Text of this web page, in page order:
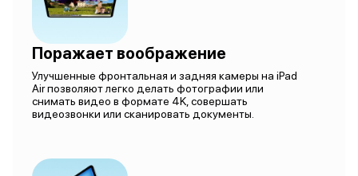
Поражает воображение
Улучшенные фронтальная и задняя камеры на iPad
Air позволяют легко делать фотографии или
снимать видео в формате 4K, совершать
видеозвонки или сканировать документы.